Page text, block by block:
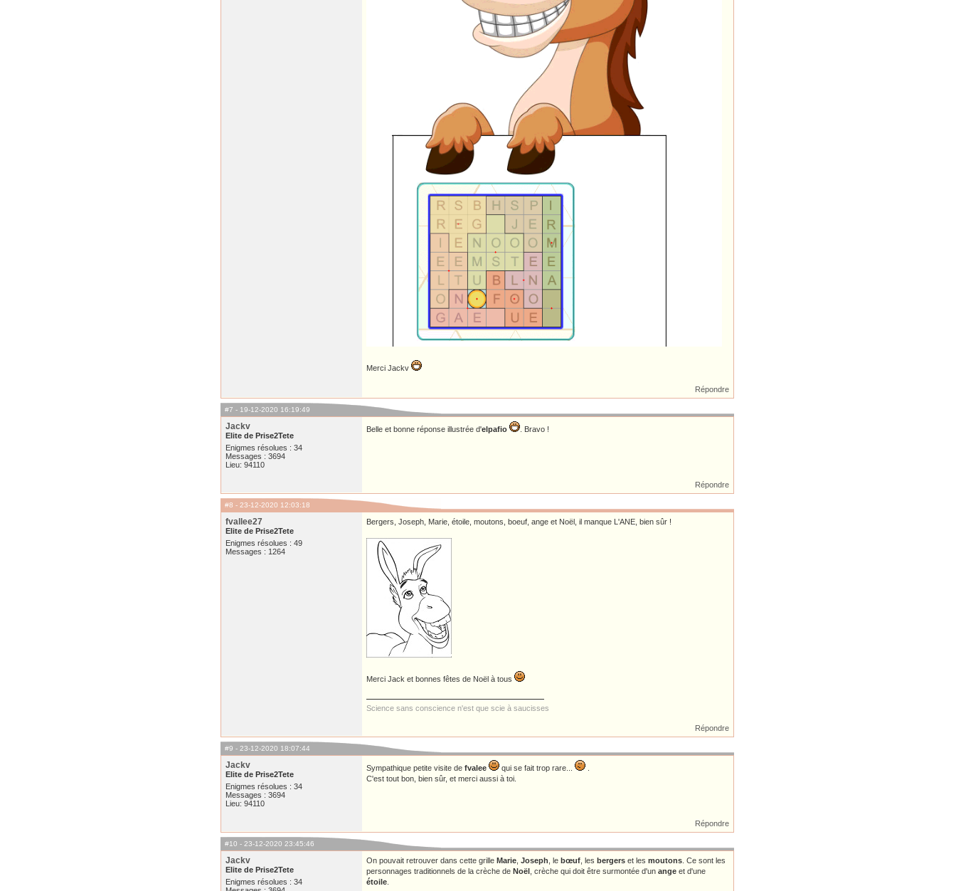
Merci Jackv
Répondre
#7 - 19-12-2020 16:19:49
Jackv
Elite de Prise2Tete
Enigmes résolues : 34
Messages : 3694
Lieu: 94110
Belle et bonne réponse illustrée d'elpafio . Bravo !
Répondre
#8 - 23-12-2020 12:03:18
fvallee27
Elite de Prise2Tete
Enigmes résolues : 49
Messages : 1264
Bergers, Joseph, Marie, étoile, moutons, boeuf, ange et Noël, il manque L'ANE, bien sûr !
Merci Jack et bonnes fêtes de Noël à tous
Science sans conscience n'est que scie à saucisses
Répondre
#9 - 23-12-2020 18:07:44
Jackv
Elite de Prise2Tete
Enigmes résolues : 34
Messages : 3694
Lieu: 94110
Sympathique petite visite de fvalee qui se fait trop rare...
C'est tout bon, bien sûr, et merci aussi à toi.
Répondre
#10 - 23-12-2020 23:45:46
Jackv
Elite de Prise2Tete
Enigmes résolues : 34
On pouvait retrouver dans cette grille Marie Joseph , le bœuf , les bergers et les moutons . Ce sont les
personnages traditionnels de la crèche de Noël , crèche qui doit être surmontée d'un ange et d'une
étoile